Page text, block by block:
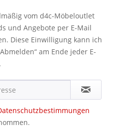
vom d4c-Möbeloutlet
und Angebote per E-Mail
Diese Einwilligung kann ich
am Ende jeder E-